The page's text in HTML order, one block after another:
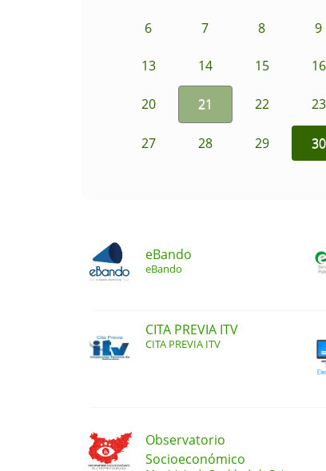
6 7 8 9
13 14 15 16
20 21 22 23
27 28 29 30
eBando
eBando
CITA PREVIA ITV
CITA PREVIA ITV
Observatorio
Socioeconómico